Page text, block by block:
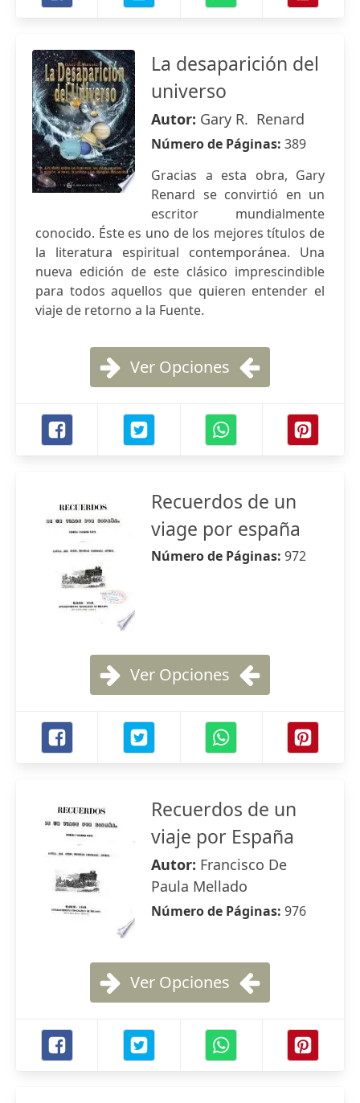
La desaparición del
universo
Autor: Gary R. Renard
Número de Páginas: 389
Gracias a esta obra, Gary
Renard se convirtió en un
escritor mundialmente
conocido. Éste es uno de los mejores títulos de
la literatura espiritual contemporánea. Una
nueva edición de este clásico imprescindible
para todos aquellos que quieren entender el
viaje de retorno a la Fuente.
Ver Opciones
Recuerdos de un
viage por españa
Número de Páginas: 972
Ver Opciones
Recuerdos de un
viaje por España
Autor: Francisco De
Paula Mellado
Número de Páginas: 976
Ver Opciones